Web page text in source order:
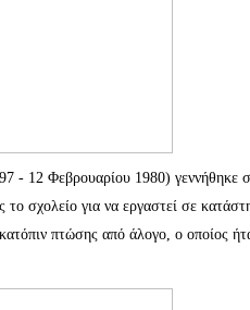
- 12 Φεβρουαρίου 1980) γεννήθηκε
σχολείο για να εργαστεί σε
πτώσης από άλογο, ο οποίος